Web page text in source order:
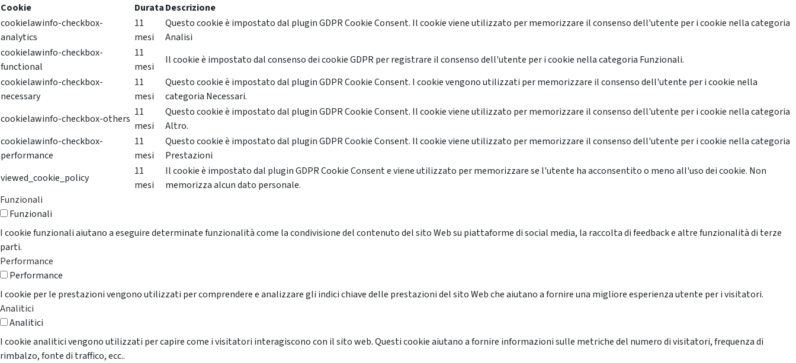
Cookie
DurataDescrizione
cookielawinfo-checkbox-
analytics
11
mesi
Questo cookie è impostato dal plugin GDPR Cookie Consent. Il cookie viene utilizzato per memorizzare il consenso dell'utente per i cookie nella categoria
Analisi
cookielawinfo-checkbox-
functional
11
mesi
Il cookie è impostato dal consenso dei cookie GDPR per registrare il consenso dell'utente per i cookie nella categoria Funzionali.
cookielawinfo-checkbox-
necessary
11
mesi
Questo cookie è impostato dal plugin GDPR Cookie Consent. I cookie vengono utilizzati per memorizzare il consenso dell'utente per i cookie nella
categoria Necessari.
cookielawinfo-checkbox-others
11
mesi
Questo cookie è impostato dal plugin GDPR Cookie Consent. Il cookie viene utilizzato per memorizzare il consenso dell'utente per i cookie nella categoria
Altro.
cookielawinfo-checkbox-
performance
11
mesi
Questo cookie è impostato dal plugin GDPR Cookie Consent. Il cookie viene utilizzato per memorizzare il consenso dell'utente per i cookie nella categoria
Prestazioni
viewed_cookie_policy
11
mesi
Il cookie è impostato dal plugin GDPR Cookie Consent e viene utilizzato per memorizzare se l'utente ha acconsentito o meno all'uso dei cookie. Non
memorizza alcun dato personale.
Funzionali
Funzionali
I cookie funzionali aiutano a eseguire determinate funzionalità come la condivisione del contenuto del sito Web su piattaforme di social media, la raccolta di feedback e altre funzionalità di terze
parti.
Performance
Performance
I cookie per le prestazioni vengono utilizzati per comprendere e analizzare gli indici chiave delle prestazioni del sito Web che aiutano a fornire una migliore esperienza utente per i visitatori.
Analitici
Analitici
I cookie analitici vengono utilizzati per capire come i visitatori interagiscono con il sito web. Questi cookie aiutano a fornire informazioni sulle metriche del numero di visitatori, frequenza di
rimbalzo, fonte di traffico, ecc..